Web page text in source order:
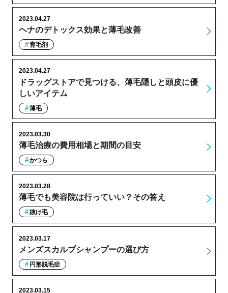
ヘナのデトックス効果と薄毛改善
2023.04.27
育毛剤
ドラッグストアで見つける、薄毛隠しと頭皮に優
しいアイテム
2023.04.27
薄毛
薄毛治療の費用相場と期間の目安
2023.03.30
かつら
薄毛でも美容院は行っていい？その答え
2023.03.28
抜け毛
メンズスカルプシャンプーの選び方
2023.03.17
円形脱毛症
2023.03.15